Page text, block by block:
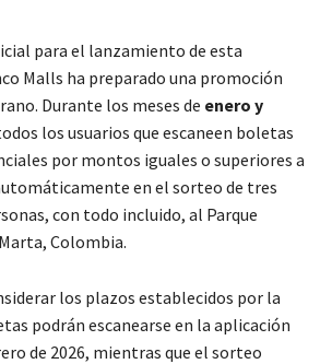
para el lanzamiento de esta
Malls ha preparado una promoción
Durante los meses de enero y
los usuarios que escaneen boletas
por montos iguales o superiores a
en el sorteo de tres
con todo incluido, al Parque
Colombia.
los plazos establecidos por la
podrán escanearse en la aplicación
de 2026, mientras que el sorteo